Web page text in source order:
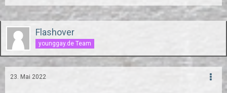
Flashover
younggay.de Team
23. Mai 2022